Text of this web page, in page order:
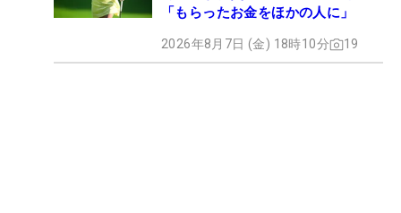
「もらったお金をほかの人に」
2026年8月7日 (金) 18時10分 19